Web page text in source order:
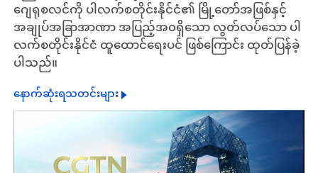
ဂျေရုစလင်ကို ပါလက်စတိုင်းနိုင်ငံ၏ မြို့တော်အဖြစ်နှင့်
အချုပ်အခြာအာဏာ အပြည့်အ၀ရှိသော လွတ်လပ်သော ပါ
လက်စတိုင်းနိုင်ငံ ထူထောင်ရေးပင် ဖြစ်ကြောင်း ထုတ်ပြန်ခဲ့
ပါသည်။
နောက်ဆုံးရသတင်းများ